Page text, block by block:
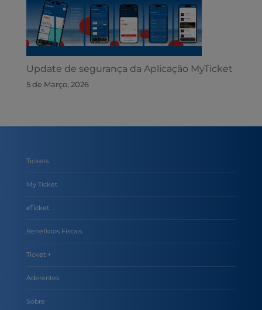
Update de segurança da Aplicação MyTicket
5 de Março, 2026
Tickets
My Ticket
eTicket
Benefícios Fiscais
Ticket +
Aderentes
Sobre